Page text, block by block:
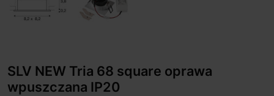
SLV NEW Tria 68 square oprawa
wpuszczana IP20